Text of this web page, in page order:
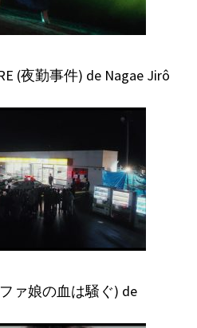
(夜勤事件) de Nagae Jirô
ァ娘の血は騒ぐ) de